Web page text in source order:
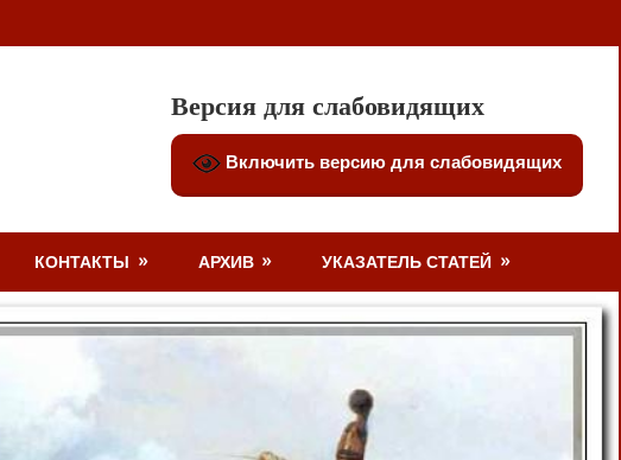
Версия для слабовидящих
Включить версию для слабовидящих
КОНТАКТЫ АРХИВ УКАЗАТЕЛЬ СТАТЕЙ